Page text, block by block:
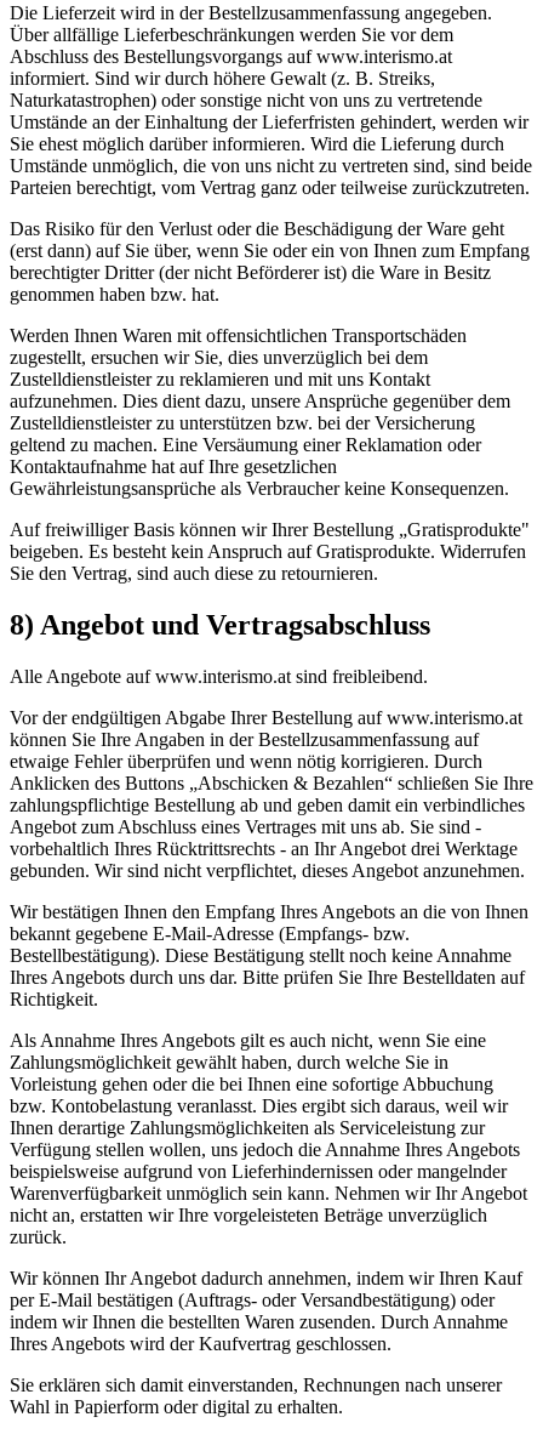
Die Lieferzeit wird in der Bestellzusammenfassung angegeben.
Über allfällige Lieferbeschränkungen werden Sie vor dem
Abschluss des Bestellungsvorgangs auf www.interismo.at
informiert. Sind wir durch höhere Gewalt (z. B. Streiks,
Naturkatastrophen) oder sonstige nicht von uns zu vertretende
Umstände an der Einhaltung der Lieferfristen gehindert, werden wir
Sie ehest möglich darüber informieren. Wird die Lieferung durch
Umstände unmöglich, die von uns nicht zu vertreten sind, sind beide
Parteien berechtigt, vom Vertrag ganz oder teilweise zurückzutreten.
Das Risiko für den Verlust oder die Beschädigung der Ware geht
(erst dann) auf Sie über, wenn Sie oder ein von Ihnen zum Empfang
berechtigter Dritter (der nicht Beförderer ist) die Ware in Besitz
genommen haben bzw. hat.
Werden Ihnen Waren mit offensichtlichen Transportschäden
zugestellt, ersuchen wir Sie, dies unverzüglich bei dem
Zustelldienstleister zu reklamieren und mit uns Kontakt
aufzunehmen. Dies dient dazu, unsere Ansprüche gegenüber dem
Zustelldienstleister zu unterstützen bzw. bei der Versicherung
geltend zu machen. Eine Versäumung einer Reklamation oder
Kontaktaufnahme hat auf Ihre gesetzlichen
Gewährleistungsansprüche als Verbraucher keine Konsequenzen.
Auf freiwilliger Basis können wir Ihrer Bestellung „Gratisprodukte"
beigeben. Es besteht kein Anspruch auf Gratisprodukte. Widerrufen
Sie den Vertrag, sind auch diese zu retournieren.
8) Angebot und Vertragsabschluss
Alle Angebote auf www.interismo.at sind freibleibend.
Vor der endgültigen Abgabe Ihrer Bestellung auf www.interismo.at
können Sie Ihre Angaben in der Bestellzusammenfassung auf
etwaige Fehler überprüfen und wenn nötig korrigieren. Durch
Anklicken des Buttons „Abschicken & Bezahlen“ schließen Sie Ihre
zahlungspflichtige Bestellung ab und geben damit ein verbindliches
Angebot zum Abschluss eines Vertrages mit uns ab. Sie sind -
vorbehaltlich Ihres Rücktrittsrechts - an Ihr Angebot drei Werktage
gebunden. Wir sind nicht verpflichtet, dieses Angebot anzunehmen.
Wir bestätigen Ihnen den Empfang Ihres Angebots an die von Ihnen
bekannt gegebene E-Mail-Adresse (Empfangs- bzw.
Bestellbestätigung). Diese Bestätigung stellt noch keine Annahme
Ihres Angebots durch uns dar. Bitte prüfen Sie Ihre Bestelldaten auf
Richtigkeit.
Als Annahme Ihres Angebots gilt es auch nicht, wenn Sie eine
Zahlungsmöglichkeit gewählt haben, durch welche Sie in
Vorleistung gehen oder die bei Ihnen eine sofortige Abbuchung
bzw. Kontobelastung veranlasst. Dies ergibt sich daraus, weil wir
Ihnen derartige Zahlungsmöglichkeiten als Serviceleistung zur
Verfügung stellen wollen, uns jedoch die Annahme Ihres Angebots
beispielsweise aufgrund von Lieferhindernissen oder mangelnder
Warenverfügbarkeit unmöglich sein kann. Nehmen wir Ihr Angebot
nicht an, erstatten wir Ihre vorgeleisteten Beträge unverzüglich
zurück.
Wir können Ihr Angebot dadurch annehmen, indem wir Ihren Kauf
per E-Mail bestätigen (Auftrags- oder Versandbestätigung) oder
indem wir Ihnen die bestellten Waren zusenden. Durch Annahme
Ihres Angebots wird der Kaufvertrag geschlossen.
Sie erklären sich damit einverstanden, Rechnungen nach unserer
Wahl in Papierform oder digital zu erhalten.